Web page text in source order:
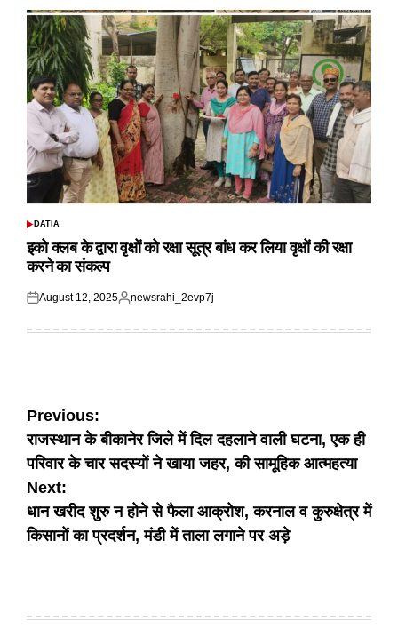
POSTED
DATIA
इको क्लब के द्वारा वृक्षों को रक्षा सूत्र बांध कर लिया वृक्षों की रक्षा
करने का संकल्प
Posted
August 12, 2025
Posted
newsrahi_2evp7j
Post
navigation
Previous:
राजस्थान के बीकानेर जिले में दिल दहलाने वाली घटना, एक ही
परिवार के चार सदस्यों ने खाया जहर, की सामूहिक आत्महत्या
Next:
धान खरीद शुरु न होने से फैला आक्रोश, करनाल व कुरुक्षेत्र में
किसानों का प्रदर्शन, मंडी में ताला लगाने पर अड़े